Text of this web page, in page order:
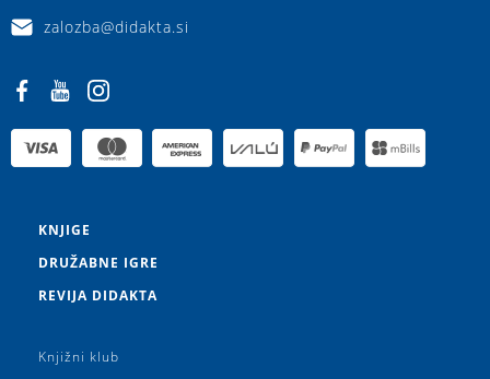
zalozba@didakta.si
KNJIGE
DRUŽABNE IGRE
REVIJA DIDAKTA
Knjižni klub